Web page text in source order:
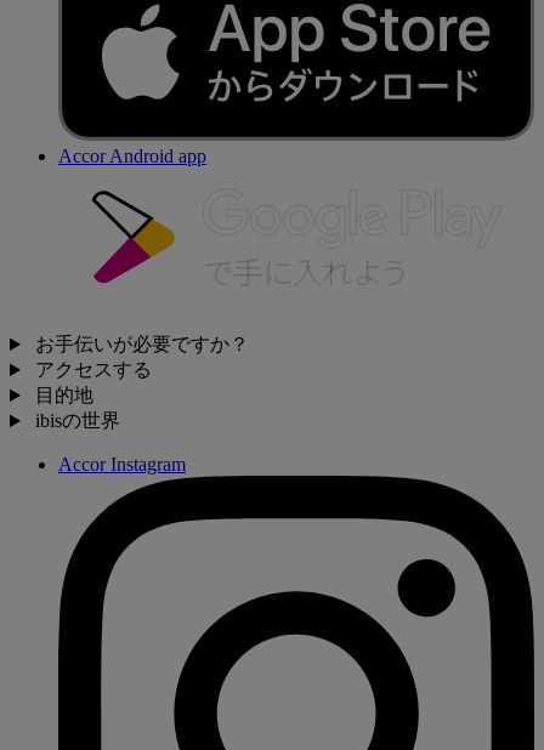
Accor Android app
お手伝いが必要ですか？
アクセスする
目的地
ibisの世界
Accor Instagram